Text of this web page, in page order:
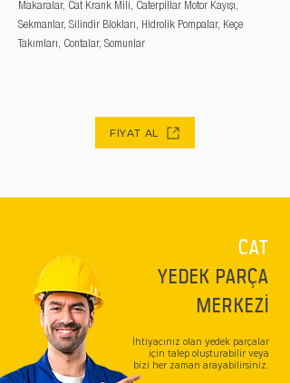
Makaralar, Cat Krank Mili, Caterpillar Motor Kayışı,
Sekmanlar, Silindir Blokları, Hidrolik Pompalar, Keçe
Takımları, Contalar, Somunlar
FİYAT AL
CAT
YEDEK PARÇA
MERKEZİ
İhtiyacınız olan yedek parçalar
için talep oluşturabilir veya
bizi her zaman arayabilirsiniz.